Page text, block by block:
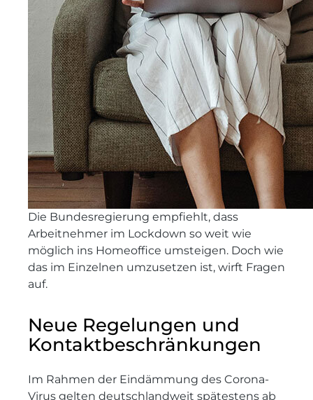
Die Bundesregierung empfiehlt, dass
Arbeitnehmer im Lockdown so weit wie
möglich ins Homeoffice umsteigen. Doch wie
das im Einzelnen umzusetzen ist, wirft Fragen
auf.
Neue Regelungen und
Kontaktbeschränkungen
Im Rahmen der Eindämmung des Corona-
Virus gelten deutschlandweit spätestens ab